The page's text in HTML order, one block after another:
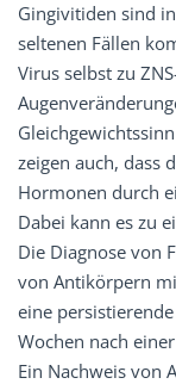
Gingivitiden sind
seltenen Fällen
Virus selbst zu
zeigen auch, dass
Hormonen durch
Dabei kann es zu
Die Diagnose von
von Antikörpern
eine
Wochen nach
Ein Nachweis von